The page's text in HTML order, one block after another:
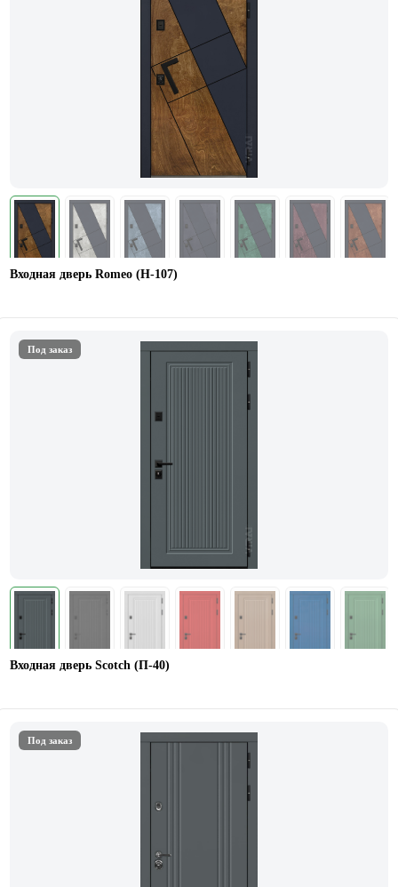
Входная дверь Romeo (Н-107)
Под заказ
Входная дверь Scotch (П-40)
Под заказ